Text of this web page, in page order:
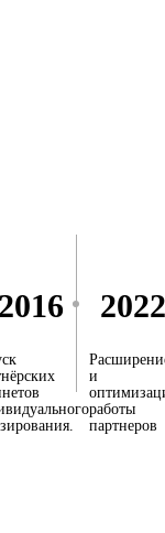
2016 2022
и
работы
партнеров